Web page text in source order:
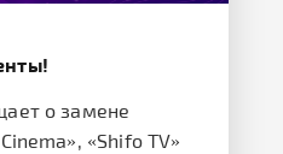
о замене
«Shifo TV»